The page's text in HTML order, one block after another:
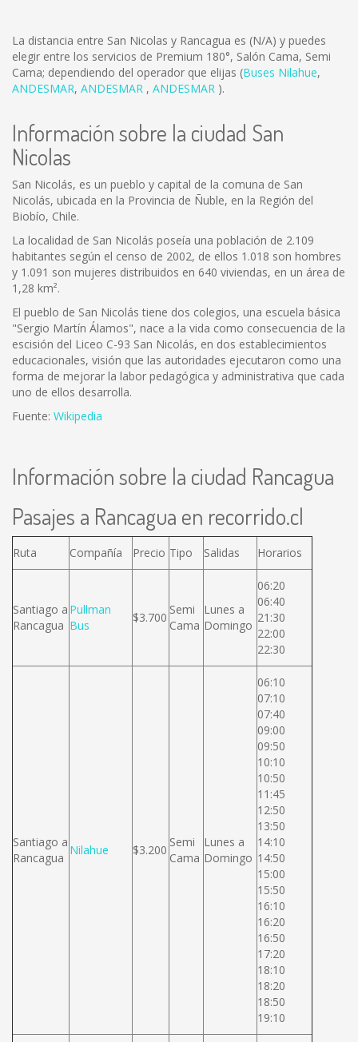
La distancia entre San Nicolas y Rancagua es (N/A) y puedes
elegir entre los servicios de Premium 180°, Salón Cama, Semi
Cama; dependiendo del operador que elijas (Buses Nilahue,
ANDESMAR, ANDESMAR , ANDESMAR ).
Información sobre la ciudad San
Nicolas
San Nicolás, es un pueblo y capital de la comuna de San
Nicolás, ubicada en la Provincia de Ñuble, en la Región del
Biobío, Chile.
La localidad de San Nicolás poseía una población de 2.109
habitantes según el censo de 2002, de ellos 1.018 son hombres
y 1.091 son mujeres distribuidos en 640 viviendas, en un área de
1,28 km².
El pueblo de San Nicolás tiene dos colegios, una escuela básica
"Sergio Martín Álamos", nace a la vida como consecuencia de la
escisión del Liceo C-93 San Nicolás, en dos establecimientos
educacionales, visión que las autoridades ejecutaron como una
forma de mejorar la labor pedagógica y administrativa que cada
uno de ellos desarrolla.
Fuente: Wikipedia
Información sobre la ciudad Rancagua
Pasajes a Rancagua en recorrido.cl
Ruta Compañía Precio Tipo Salidas Horarios
Santiago a
Rancagua
Pullman
Bus
$3.700
Semi
Cama
Lunes a
Domingo
06:20
06:40
21:30
22:00
22:30
Santiago a
Rancagua
Nilahue $3.200
Semi
Cama
Lunes a
Domingo
06:10
07:10
07:40
09:00
09:50
10:10
10:50
11:45
12:50
13:50
14:10
14:50
15:00
15:50
16:10
16:20
16:50
17:20
18:10
18:20
18:50
19:10